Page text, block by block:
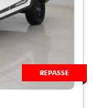
REPASSE